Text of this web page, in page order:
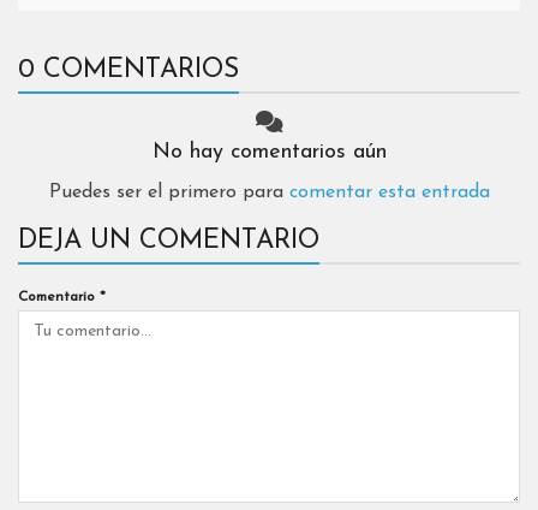
0 COMENTARIOS
No hay comentarios aún
Puedes ser el primero para comentar esta entrada
DEJA UN COMENTARIO
Comentario *